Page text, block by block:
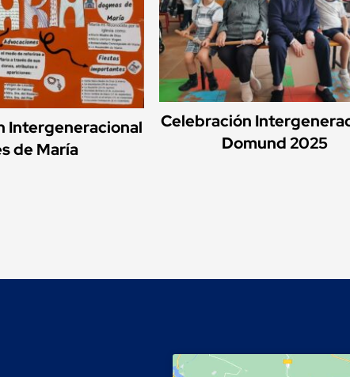
Intergeneracional
de María
Celebración
Domund 2025